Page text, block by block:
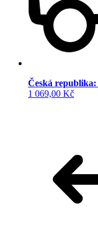
Česká
1 069,00 Kč